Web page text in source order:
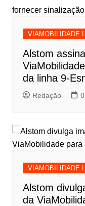
VIAMOBILIDADE
Alstom
da linha 9-
Redação
VIAMOBILIDADE
Alstom
da